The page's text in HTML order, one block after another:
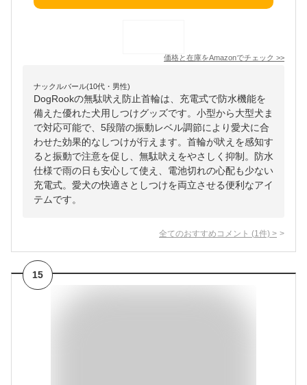
価格と在庫をAmazonでチェック >>
ナックルバール(10代・男性)
DogRookの無駄吠え防止首輪は、充電式で防水機能を
備えた優れた犬用しつけグッズです。小型から大型犬ま
で対応可能で、5段階の振動レベル調節により愛犬に合
わせた効果的なしつけが行えます。首輪が吠えを感知す
ると振動で注意を促し、無駄吠えをやさしく抑制。防水
仕様で雨の日も安心して使え、電池切れの心配も少ない
充電式。愛犬の快適さとしつけを両立させる便利なアイ
テムです。
全てのおすすめコメント (1 件) >
15